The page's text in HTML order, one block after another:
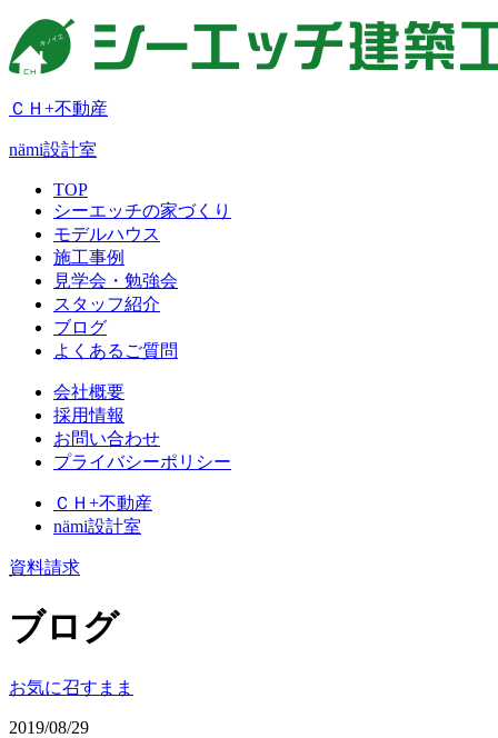
ＣＨ+不動産
nämi設計室
TOP
シーエッチの家づくり
モデルハウス
施工事例
見学会・勉強会
スタッフ紹介
ブログ
よくあるご質問
会社概要
採用情報
お問い合わせ
プライバシーポリシー
ＣＨ+不動産
nämi設計室
資料請求
ブログ
お気に召すまま
2019/08/29